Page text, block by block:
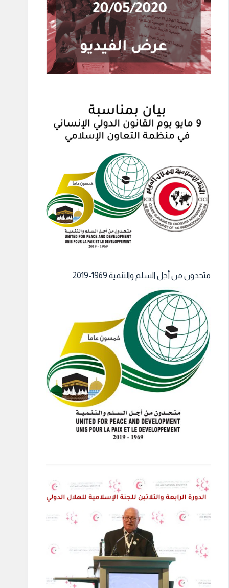
متحدون من أجل السلم والتنمية 1969-2019